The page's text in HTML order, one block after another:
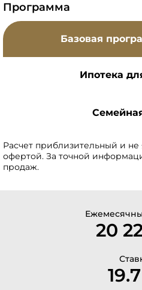
Программа
Базовая
Ипотека
Расчет приблизительный и не
офертой. За точной
продаж.
20